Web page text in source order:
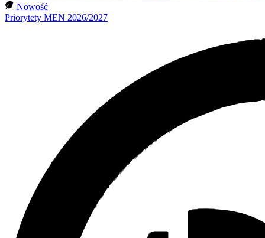
Nowość
Priorytety MEN 2026/2027